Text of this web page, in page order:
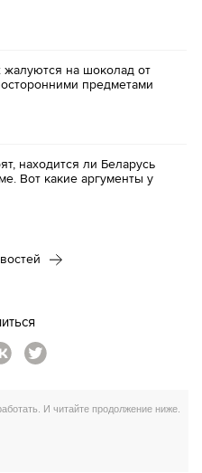
жалуются на шоколад от
предметами
находится ли Беларусь
Вот какие аргументы у